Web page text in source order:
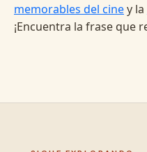
memorables del ciney la
¡Encuentra la frase que